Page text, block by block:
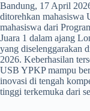
Bandung, 17 April
ditorehkan mahasiswa
mahasiswa dari
Juara 1 dalam ajang
yang diselenggarakan
2026. Keberhasilan
USB YPKP mampu
inovasi di tengah
tinggi terkemuka dari